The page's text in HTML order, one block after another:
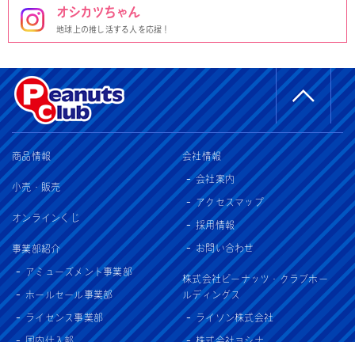
オシカツちゃん
地球上の推し活する人を応援！
商品情報
小売・販売
オンラインくじ
事業部紹介
アミューズメント事業部
ホールセール事業部
ライセンス事業部
会社情報
会社案内
アクセスマップ
採用情報
お問い合わせ
株式会社ピーナッツ・クラブホー
ルディングス
ライソン株式会社